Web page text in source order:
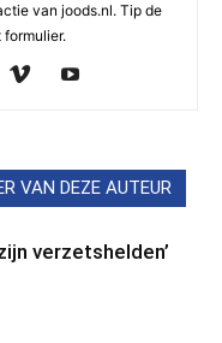
van joods.nl. Tip de
VAN DEZE AUTEUR
verzetshelden’